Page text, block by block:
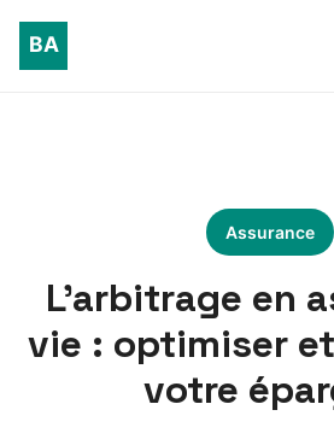
Assurance
L’arbitrage en
vie : optimiser
votre